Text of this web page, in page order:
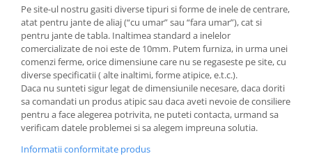
Pe site-ul nostru gasiti diverse tipuri si forme de inele de centrare,
atat pentru jante de aliaj (“cu umar” sau “fara umar”), cat si
pentru jante de tabla. Inaltimea standard a inelelor
comercializate de noi este de 10mm. Putem furniza, in urma unei
comenzi ferme, orice dimensiune care nu se regaseste pe site, cu
diverse specificatii ( alte inaltimi, forme atipice, e.t.c.).
Daca nu sunteti sigur legat de dimensiunile necesare, daca doriti
sa comandati un produs atipic sau daca aveti nevoie de consiliere
pentru a face alegerea potrivita, ne puteti contacta, urmand sa
verificam datele problemei si sa alegem impreuna solutia.
Informatii conformitate produs